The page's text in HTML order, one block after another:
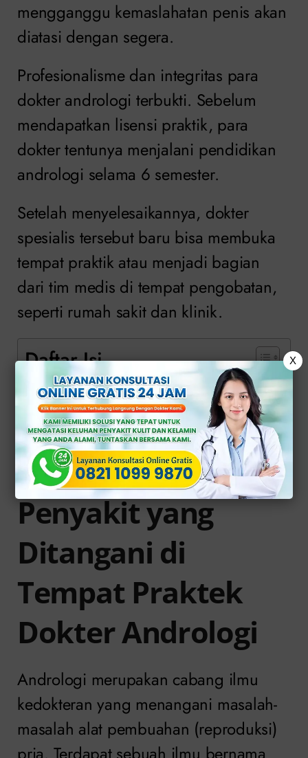
mengganggu kemaslahatan penis akan
diatasi dengan segera.
Profesionalisme dan integritas para
dokter andrologi terbukti. Sebelum
mendapatkan lisensi praktik, para
dokter tentunya menjalani pendidikan
andrologi selama 6 semester.
Setelah menyelesaikannya, dokter
spesialis tersebut baru bisa membuka
tempat praktik atau menjadi bagian
dari tim medis di tempat pengobatan,
seperti rumah sakit dan klinik.
Daftar Isi
Penyakit yang Ditangani di Tempat
Praktek Dokter Andrologi
Konsultasi dan Berobat Langsung di
Klinik Apollo
Penyakit yang
Ditangani di
Tempat Praktek
Dokter Andrologi
Andrologi merupakan cabang ilmu
kedokteran yang menangani masalah-
masalah alat pembuahan (reproduksi)
X